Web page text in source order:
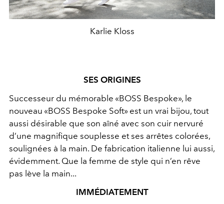
Karlie Kloss
SES ORIGINES
Successeur du mémorable «BOSS Bespoke», le
nouveau «BOSS Bespoke Soft» est un vrai bijou, tout
aussi désirable que son aîné avec son cuir nervuré
d’une magnifique souplesse et ses arrêtes colorées,
soulignées à la main. De fabrication italienne lui aussi,
évidemment. Que la femme de style qui n’en rêve
pas lève la main...
IMMÉDIATEMENT